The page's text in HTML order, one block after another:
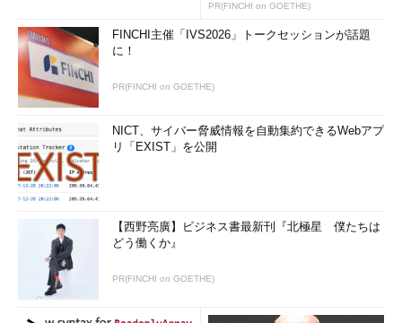
PR(FINCHI on GOETHE)
FINCHI主催「IVS2026」トークセッションが話題
に！
PR(FINCHI on GOETHE)
NICT、サイバー脅威情報を自動集約できるWebアプ
リ「EXIST」を公開
【西野亮廣】ビジネス書最新刊『北極星 僕たちは
どう働くか』
PR(FINCHI on GOETHE)